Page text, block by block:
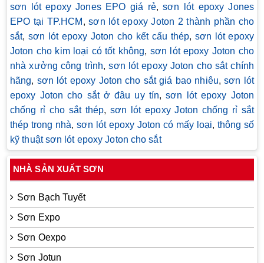
sơn lót epoxy Jones EPO giá rẻ,sơn lót epoxy Jones
EPO tại TP.HCM ,sơn lót epoxy Joton 2 thành phần cho
sắt, sơn lót epoxy Joton cho kết cấu thép, sơn lót epoxy
Joton cho kim loại có tốt không, sơn lót epoxy Joton cho
nhà xưởng công trình,sơn lót epoxy Joton cho sắt chính
hãng, sơn lót epoxy Joton cho sắt giá bao nhiêu,sơn lót
epoxy Joton cho sắt ở đâu uy tín,sơn lót epoxy Joton
chống rỉ cho sắt thép,sơn lót epoxy Joton chống rỉ sắt
thép trong nhà,sơn lót epoxy Joton có mấy loại, thông số
kỹ thuật sơn lót epoxy Joton cho sắt
NHÀ SẢN XUẤT SƠN
Sơn Bạch Tuyết
Sơn Expo
Sơn Oexpo
Sơn Jotun